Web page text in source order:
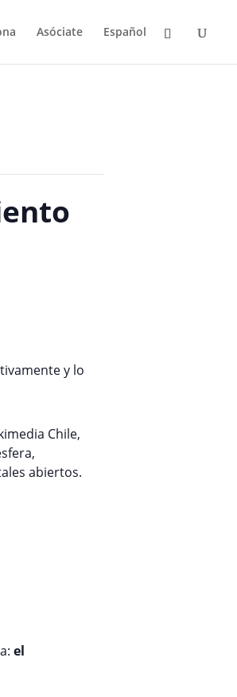
Asóciate Español
y lo
Chile,
abiertos.
el